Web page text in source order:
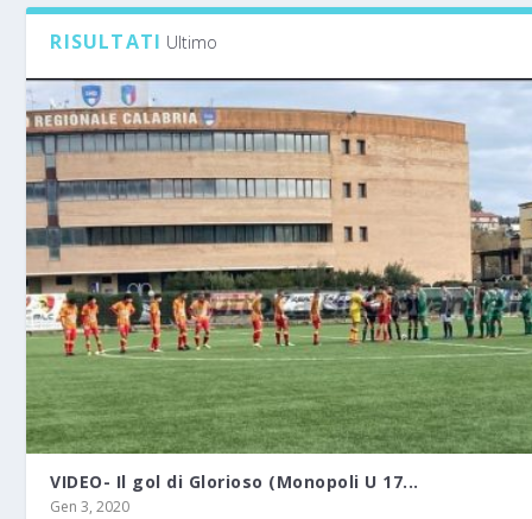
RISULTATI Ultimo
VIDEO- Il gol di Glorioso (Monopoli U 17...
Gen 3, 2020